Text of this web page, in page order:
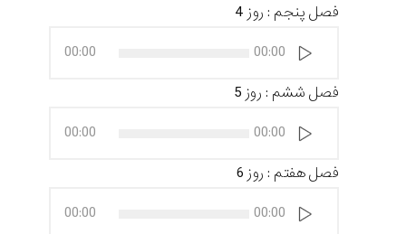
فصل پنجم : روز 4
صوت
00:00
00:00
فصل ششم : روز 5
صوت
00:00
00:00
فصل هفتم : روز 6
صوت
00:00
00:00